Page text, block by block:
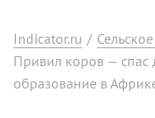
Indicator.ru /
Привил коров — спас
образование в